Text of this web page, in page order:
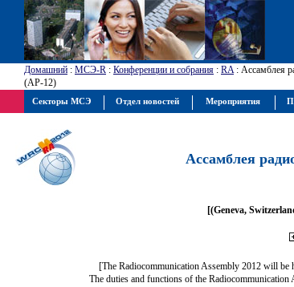
Домашний : МСЭ-R : Конференции и собрания : RA: Ассамблея
(АР-12)
Ассамблея
[(Geneva,
[The Radiocommunication Assembly 2012 will be
The duties and functions of the
Секторы МСЭ Отдел новостей Мероприятия